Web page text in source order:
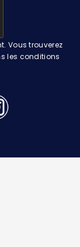
Vous trouverez
les conditions